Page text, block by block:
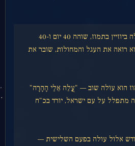
משה עולה ביוזיין בתמוז, שוהה 40 יום ו-40
רואה את העגל והמחולות, שובר את
הוא עולה שוב — "עֲלֵה אֵלַי הָהָרָה"
40 יום ו-40 לילה מתפלל על עם ישראל, יורד בכ"ח
אלול עולה בפעם השלישית —